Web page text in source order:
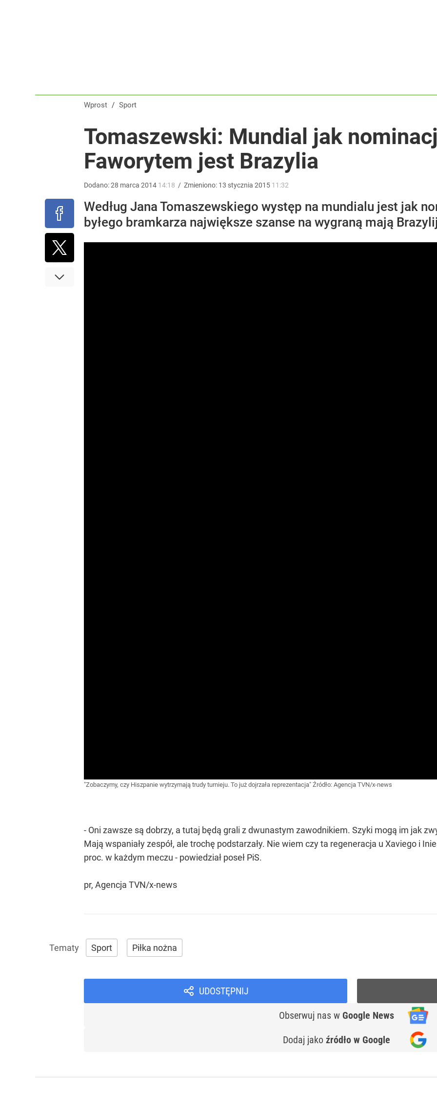
16
Wprost / Sport
Tomaszewski: Mundial jak
Faworytem jest Brazylia
Dodano:28 marca 2014 14:18 / Zmieniono: 13 stycznia 2015 11:32
Według Jana Tomaszewskiego występ na mundialu jest jak
byłego bramkarza największe szanse na wygraną mają
"Zobaczymy, czy Hiszpanie wytrzymają trudy turnieju. To już dojrzała reprezentacja" Źródło: Agencja TVN/x-news
- Oni zawsze są dobrzy, a tutaj będą grali z dwunastym zawodnikiem. Szyki mogą im jak
Mają wspaniały zespół, ale trochę podstarzały. Nie wiem czy ta regeneracja u Xaviego i
proc. w każdym meczu - powiedział poseł PiS.
pr, Agencja TVN/x-news
Sport Piłka nożna
UDOSTĘPNIJ
Obserwuj nas w Google News
Dodaj jako źródło w Google